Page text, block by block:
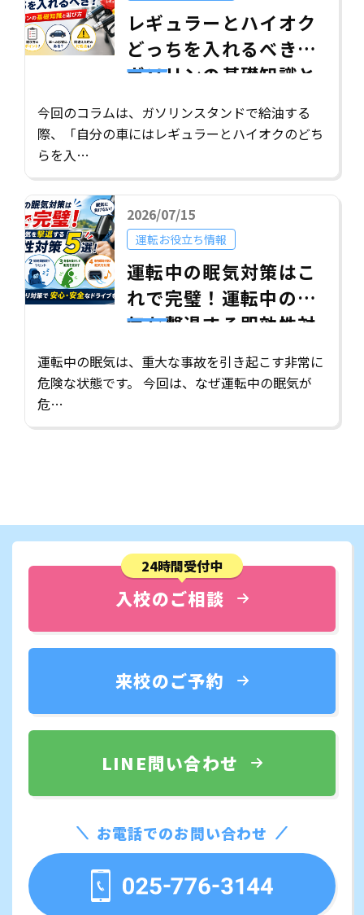
レギュラーとハイオク
どっちを入れるべき？
ガソリンの基礎知識と
今回のコラムは、ガソリンスタンドで給油する
際、「自分の車にはレギュラーとハイオクのどち
らを入…
2026/07/15
運転お役立ち情報
運転中の眠気対策はこ
れで完璧！運転中の眠
気を撃退する即効性対
策5選！
運転中の眠気は、重大な事故を引き起こす非常に
危険な状態です。 今回は、なぜ運転中の眠気が
危…
24時間受付中
入校のご相談
来校のご予約
LINE問い合わせ
お電話でのお問い合わせ